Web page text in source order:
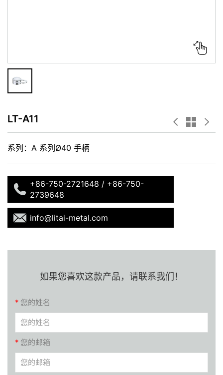
LT-A11
系列：A 系列Ø40 手柄
+86-750-2721648 / +86-750-
2739648
info@litai-metal.com
如果您喜欢这款产品，请联系我们！
* 您的姓名
* 您的邮箱